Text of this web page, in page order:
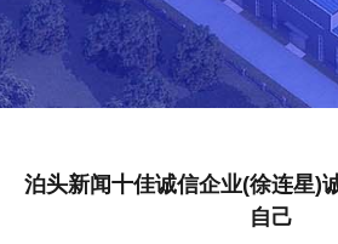
泊头新闻十佳诚信企业(徐连星)
自己